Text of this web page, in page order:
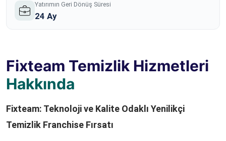
Yatırımın Geri Dönüş Süresi
24 Ay
Fixteam Temizlik Hizmetleri
Hakkında
Fixteam: Teknoloji ve Kalite Odaklı Yenilikçi
Temizlik Franchise Fırsatı